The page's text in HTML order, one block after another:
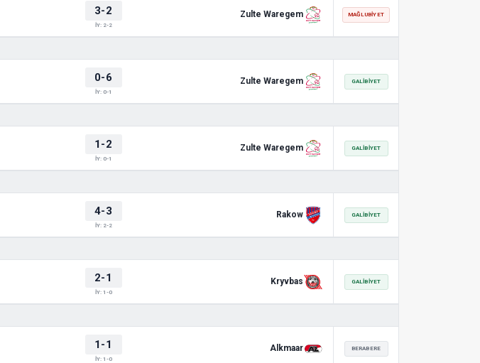
3-2
İY: 2-2
Zulte Waregem MAĞLUBIYET
0-6
İY: 0-1
Zulte Waregem GALIBIYET
1-2
İY: 0-1
Zulte Waregem GALIBIYET
4-3
İY: 2-2
Rakow GALIBIYET
2-1
İY: 1-0
Kryvbas GALIBIYET
1-1
İY: 1-0
Alkmaar BERABERE